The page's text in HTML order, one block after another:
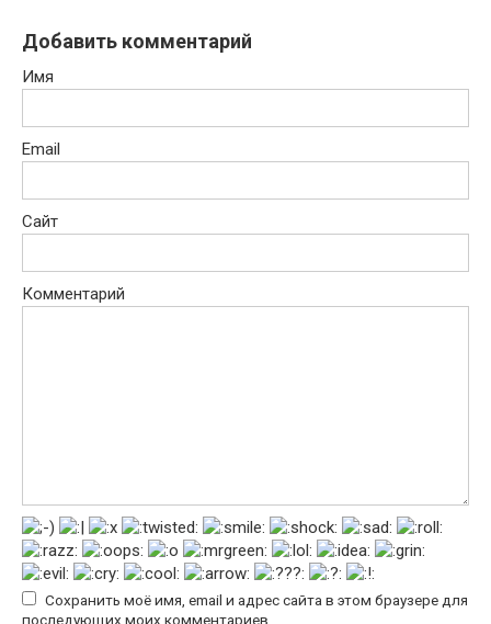
Добавить комментарий
Имя
Email
Сайт
Комментарий
Сохранить моё имя, email и адрес сайта в этом браузере для
последующих моих комментариев.